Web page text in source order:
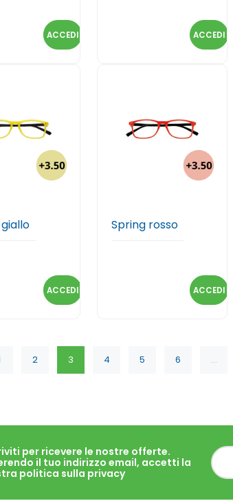
ACCEDI ACCEDI
ACCEDI
Spring rosso
ACCEDI
2 3 4 5 6 ...
per ricevere le nostre offerte.
il tuo indirizzo email, accetti la
politica sulla privacy